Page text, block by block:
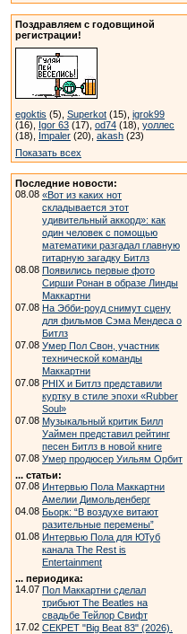
Поздравляем с годовщиной
регистрации!
egoktis (5), Superkot (15), igrok99
(16), Igor 63 (17), od74 (18), уоллес
(18), Impaler (20), akash (23)
Показать всех
Последние новости:
08.08 «Вот из каких нот
складывается этот
удивительный аккорд»: как
один человек с помощью
математики разгадал главную
гитарную загадку Битлз
08.08 Появились первые фото
Сирши Ронан в образе Линды
Маккартни
07.08 На Эбби-роуд снимут сцену
для фильмов Сэма Мендеса о
Битлз
07.08 Умер Пол Свон, участник
технической команды
Маккартни
07.08 PHIX и Битлз представили
куртку в стиле эпохи «Rubber
Soul»
07.08 Музыкальный критик Билл
Уаймен представил рейтинг
песен Битлз в новой книге
07.08 Умер продюсер Уильям Орбит
... статьи:
07.08 Интервью Пола Маккартни
Амелии Димольденберг
04.08 Бьорк: “В воздухе витают
разительные перемены”
01.08 Интервью Пола для ЮТуб
канала The Rest is
Entertainment
... периодика:
14.07 Пол Маккартни сделал
трибьют The Beatles на
свадьбе Тейлор Свифт
17.02 СЕКРЕТ "Big Beat 83" (2026).